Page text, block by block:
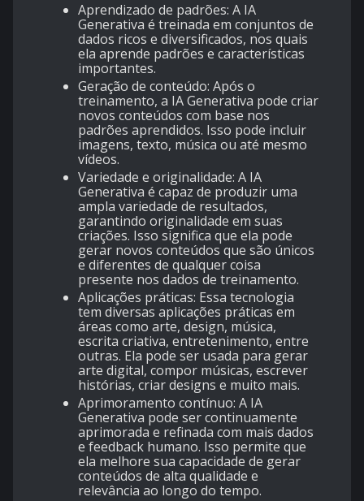
Aprendizado de padrões: A IA
Generativa é treinada em conjuntos de
dados ricos e diversificados, nos quais
ela aprende padrões e características
importantes.
Geração de conteúdo: Após o
treinamento, a IA Generativa pode criar
novos conteúdos com base nos
padrões aprendidos. Isso pode incluir
imagens, texto, música ou até mesmo
vídeos.
Variedade e originalidade: A IA
Generativa é capaz de produzir uma
ampla variedade de resultados,
garantindo originalidade em suas
criações. Isso significa que ela pode
gerar novos conteúdos que são únicos
e diferentes de qualquer coisa
presente nos dados de treinamento.
Aplicações práticas: Essa tecnologia
tem diversas aplicações práticas em
áreas como arte, design, música,
escrita criativa, entretenimento, entre
outras. Ela pode ser usada para gerar
arte digital, compor músicas, escrever
histórias, criar designs e muito mais.
Aprimoramento contínuo: A IA
Generativa pode ser continuamente
aprimorada e refinada com mais dados
e feedback humano. Isso permite que
ela melhore sua capacidade de gerar
conteúdos de alta qualidade e
relevância ao longo do tempo.